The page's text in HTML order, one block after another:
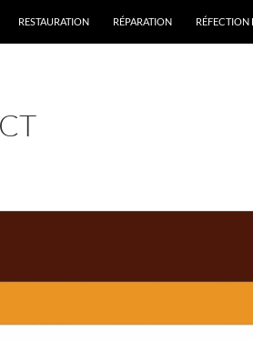
RESTAURATION RÉPARATION RÉFECTION